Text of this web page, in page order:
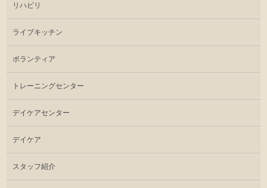
リハビリ
ライブキッチン
ボランティア
トレーニングセンター
デイケアセンター
デイケア
スタッフ紹介